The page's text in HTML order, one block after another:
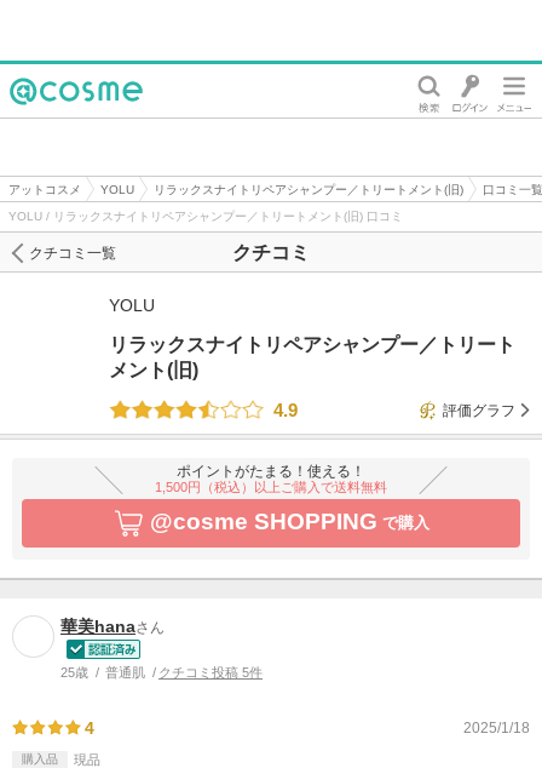
アットコスメ YOLU リラックスナイトリペアシャンプー／トリートメント(旧)
口コミ一覧
YOLU / リラックスナイトリペアシャンプー／トリートメント(旧) 口コミ
クチコミ
クチコミ一覧
YOLU
リラックスナイトリペアシャンプー／トリート
メント(旧)
4.9
評価グラフ
ポイントがたまる！使える！
1,500円（税込）以上ご購入で送料無料
@cosme SHOPPING で購入
華美hanaさん
25歳 普通肌 クチコミ投稿 5件
4 2025/1/18
購入品 現品